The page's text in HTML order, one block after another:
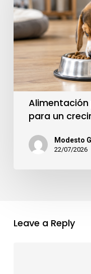
para un
Modesto
22/07/2026
Leave a Reply